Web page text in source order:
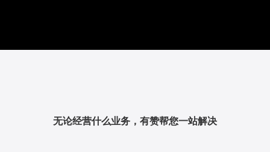
无论经营什么业务，有赞帮您一站解决